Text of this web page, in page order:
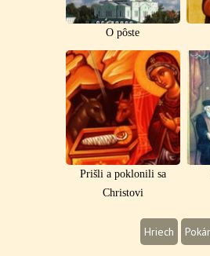
O pôste
Prišli a poklonili sa
Christovi
Hriech